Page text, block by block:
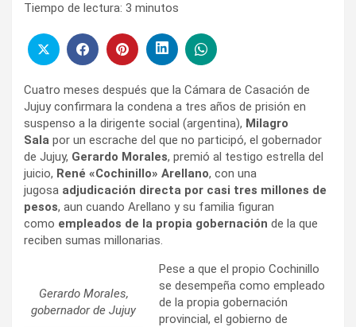
Tiempo de lectura: 3 minutos
Cuatro meses después que la Cámara de Casación de
Jujuy confirmara la condena a tres años de prisión en
suspenso a la dirigente social (argentina), Milagro
Sala por un escrache del que no participó, el gobernador
de Jujuy, Gerardo Morales, premió al testigo estrella del
juicio, René «Cochinillo» Arellano, con una
jugosa adjudicación directa por casi tres millones de
pesos, aun cuando Arellano y su familia figuran
como empleados de la propia gobernación de la que
reciben sumas millonarias.
Gerardo Morales,
gobernador de Jujuy
Pese a que el propio Cochinillo
se desempeña como empleado
de la propia gobernación
provincial, el gobierno de